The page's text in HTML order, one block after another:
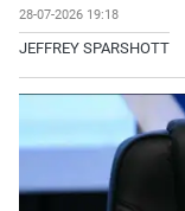
28-07-2026 19:18
JEFFREY SPARSHOTT